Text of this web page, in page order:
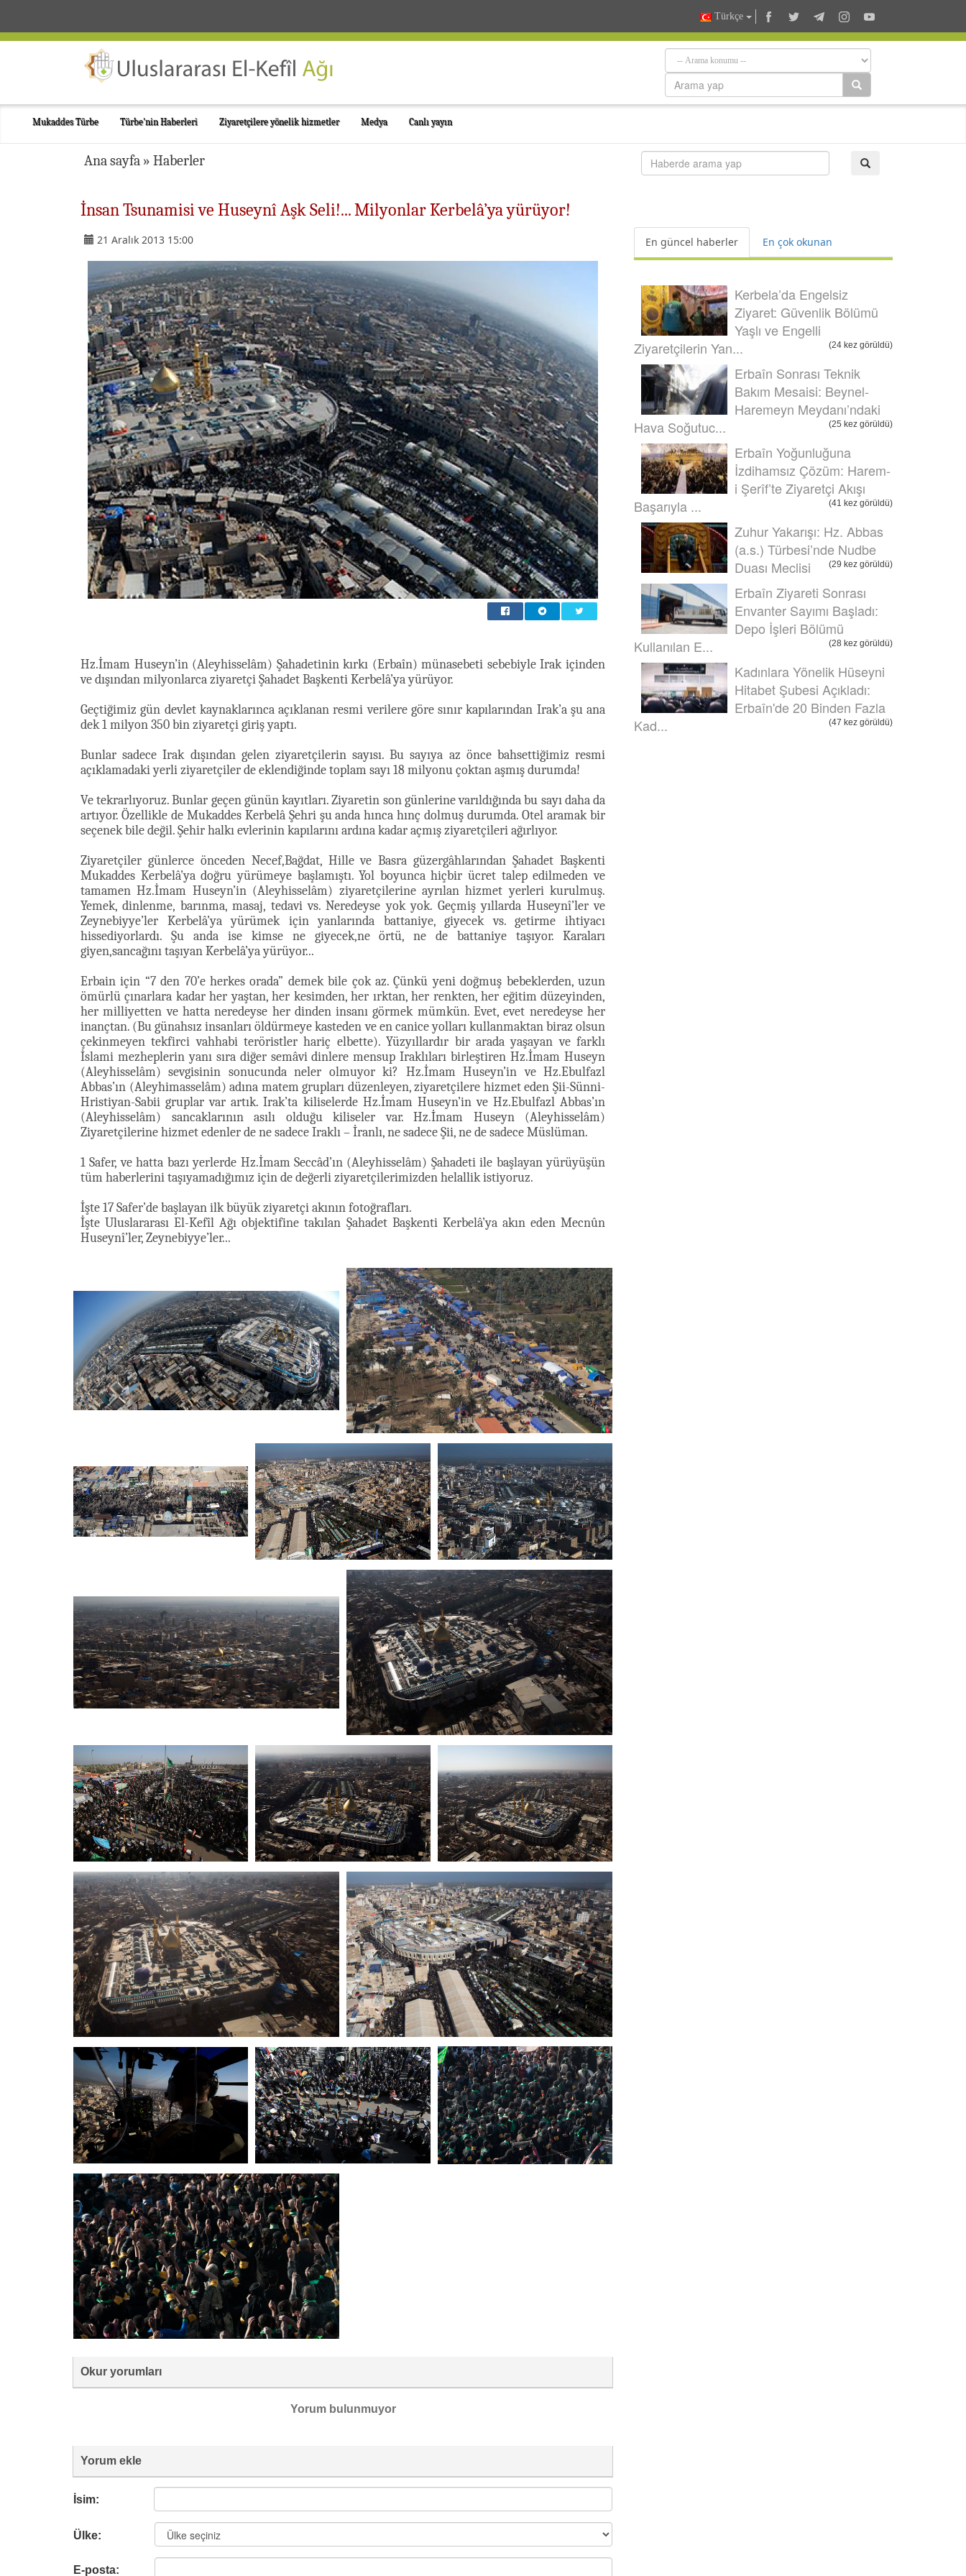
Türkçe
Mukaddes Türbe Türbe'nin Haberleri Ziyaretçilere yönelik hizmetler Medya Canlı yayın
Ana sayfa » Haberler
İnsan Tsunamisi ve Huseynî Aşk Seli!... Milyonlar Kerbelâ’ya yürüyor!
21 Aralık 2013 15:00
Hz.İmam Huseyn’in (Aleyhisselâm) Şahadetinin kırkı (Erbaîn) münasebeti sebebiyle Irak içinden
ve dışından milyonlarca ziyaretçi Şahadet Başkenti Kerbelâ’ya yürüyor.
Geçtiğimiz gün devlet kaynaklarınca açıklanan resmi verilere göre sınır kapılarından Irak’a şu ana
dek 1 milyon 350 bin ziyaretçi giriş yaptı.
Bunlar sadece Irak dışından gelen ziyaretçilerin sayısı. Bu sayıya az önce bahsettiğimiz resmi
açıklamadaki yerli ziyaretçiler de eklendiğinde toplam sayı 18 milyonu çoktan aşmış durumda!
Ve tekrarlıyoruz. Bunlar geçen günün kayıtları. Ziyaretin son günlerine varıldığında bu sayı daha da
artıyor. Özellikle de Mukaddes Kerbelâ Şehri şu anda hınca hınç dolmuş durumda. Otel aramak bir
seçenek bile değil. Şehir halkı evlerinin kapılarını ardına kadar açmış ziyaretçileri ağırlıyor.
Ziyaretçiler günlerce önceden Necef,Bağdat, Hille ve Basra güzergâhlarından Şahadet Başkenti
Mukaddes Kerbelâ’ya doğru yürümeye başlamıştı. Yol boyunca hiçbir ücret talep edilmeden ve
tamamen Hz.İmam Huseyn’in (Aleyhisselâm) ziyaretçilerine ayrılan hizmet yerleri kurulmuş.
Yemek, dinlenme, barınma, masaj, tedavi vs. Neredeyse yok yok. Geçmiş yıllarda Huseynî’ler ve
Zeynebiyye’ler Kerbelâ’ya yürümek için yanlarında battaniye, giyecek vs. getirme ihtiyacı
hissediyorlardı. Şu anda ise kimse ne giyecek,ne örtü, ne de battaniye taşıyor. Karaları
giyen,sancağını taşıyan Kerbelâ’ya yürüyor...
Erbain için “7 den 70’e herkes orada” demek bile çok az. Çünkü yeni doğmuş bebeklerden, uzun
ömürlü çınarlara kadar her yaştan, her kesimden, her ırktan, her renkten, her eğitim düzeyinden,
her milliyetten ve hatta neredeyse her dinden insanı görmek mümkün. Evet, evet neredeyse her
inançtan. (Bu günahsız insanları öldürmeye kasteden ve en canice yolları kullanmaktan biraz olsun
çekinmeyen tekfirci vahhabi teröristler hariç elbette). Yüzyıllardır bir arada yaşayan ve farklı
İslami mezheplerin yanı sıra diğer semâvi dinlere mensup Iraklıları birleştiren Hz.İmam Huseyn
(Aleyhisselâm) sevgisinin sonucunda neler olmuyor ki? Hz.İmam Huseyn’in ve Hz.Ebulfazl
Abbas’ın (Aleyhimasselâm) adına matem grupları düzenleyen, ziyaretçilere hizmet eden Şii-Sünni-
Hristiyan-Sabii gruplar var artık. Irak’ta kiliselerde Hz.İmam Huseyn’in ve Hz.Ebulfazl Abbas’ın
(Aleyhisselâm) sancaklarının asılı olduğu kiliseler var. Hz.İmam Huseyn (Aleyhisselâm)
Ziyaretçilerine hizmet edenler de ne sadece Iraklı – İranlı, ne sadece Şii, ne de sadece Müslüman.
1 Safer, ve hatta bazı yerlerde Hz.İmam Seccâd’ın (Aleyhisselâm) Şahadeti ile başlayan yürüyüşün
tüm haberlerini taşıyamadığımız için de değerli ziyaretçilerimizden helallik istiyoruz.
İşte 17 Safer’de başlayan ilk büyük ziyaretçi akının fotoğrafları.
İşte Uluslararası El-Kefîl Ağı objektifine takılan Şahadet Başkenti Kerbelâ’ya akın eden Mecnûn
Huseynî’ler, Zeynebiyye’ler...
Okur yorumları
Yorum bulunmuyor
Yorum ekle
İsim:
Ülke:
E-posta:
En güncel haberler En çok okunan
Kerbela’da Engelsiz
Ziyaret: Güvenlik Bölümü
Yaşlı ve Engelli
Ziyaretçilerin Yan...
(24 kez görüldü)
Erbaîn Sonrası Teknik
Bakım Mesaisi: Beynel-
Haremeyn Meydanı’ndaki
Hava Soğutuc...
(25 kez görüldü)
Erbaîn Yoğunluğuna
İzdihamsız Çözüm: Harem-
i Şerîf’te Ziyaretçi Akışı
Başarıyla ...
(41 kez görüldü)
Zuhur Yakarışı: Hz. Abbas
(a.s.) Türbesi’nde Nudbe
Duası Meclisi
(29 kez görüldü)
Erbaîn Ziyareti Sonrası
Envanter Sayımı Başladı:
Depo İşleri Bölümü
Kullanılan E...
(28 kez görüldü)
Kadınlara Yönelik Hüseyni
Hitabet Şubesi Açıkladı:
Erbaîn'de 20 Binden Fazla
Kad...
(47 kez görüldü)